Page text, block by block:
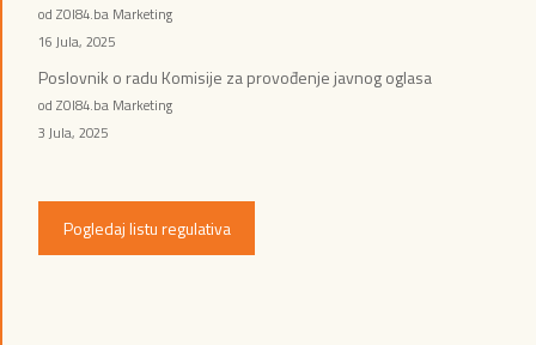
od ZOI84.ba Marketing
16 Jula, 2025
Poslovnik o radu Komisije za provođenje javnog oglasa
od ZOI84.ba Marketing
3 Jula, 2025
Pogledaj listu regulativa